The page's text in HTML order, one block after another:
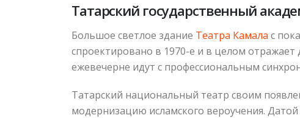
Татарский государственный
Большое светлое здание Театра Камала с
спроектировано в 1970-е и в целом отражает
ежевечерне идут с профессиональным
Татарский национальный театр своим
модернизацию исламского вероучения.